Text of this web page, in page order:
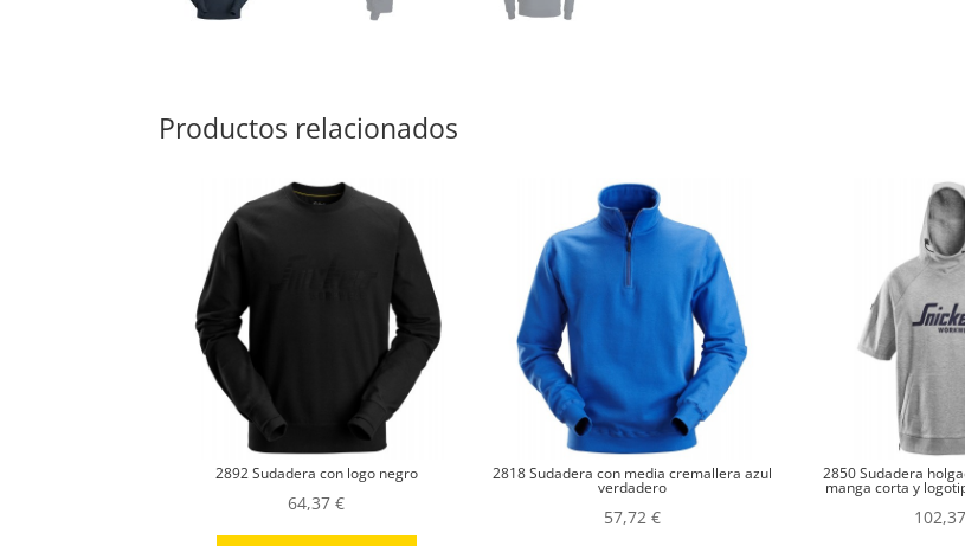
Productos relacionados
2892 Sudadera con logo negro
64,37€
Este
2818 Sudadera con media cremallera azul
verdadero
57,72 €
2850 Sudadera
manga corta y
102,37